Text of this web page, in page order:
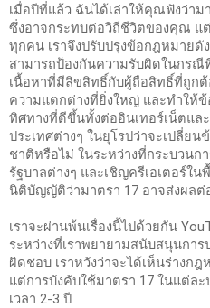
เมื่อปีที่แล้ว ฉันได้เล่าให้คุณฟังว่า
ซึ่งอาจกระทบต่อวิถีชีวิตของคุณ แ
ทุกคน เราจึงปรับปรุงข้อกฎหมายดั
สามารถป้องกันความรับผิดในกรณี
เนื้อหาที่มีลิขสิทธิ์กับผู้ถือสิทธิ์ที่ถูกต้
ความแตกต่างที่ยิ่งใหญ่ และทำให้
ทิศทางที่ดีขึ้นทั้งต่ออินเทอร์เน็ตแล
ประเทศต่างๆ ในยุโรปว่าจะเปลี่ย
ชาติหรือไม่ ในระหว่างที่กระบวนก
รัฐบาลต่างๆ และเชิญครีเอเตอร์ใ
นิติบัญญัติว่ามาตรา 17 อาจส่งผลต่
เราจะผ่านพ้นเรื่องนี้ไปด้วยกัน
ระหว่างที่เราพยายามสนับสนุนก
ผิดชอบ เราหวังว่าจะได้เห็นร่างก
แต่การบังคับใช้มาตรา 17 ในแต่ล
เวลา 2-3 ปี